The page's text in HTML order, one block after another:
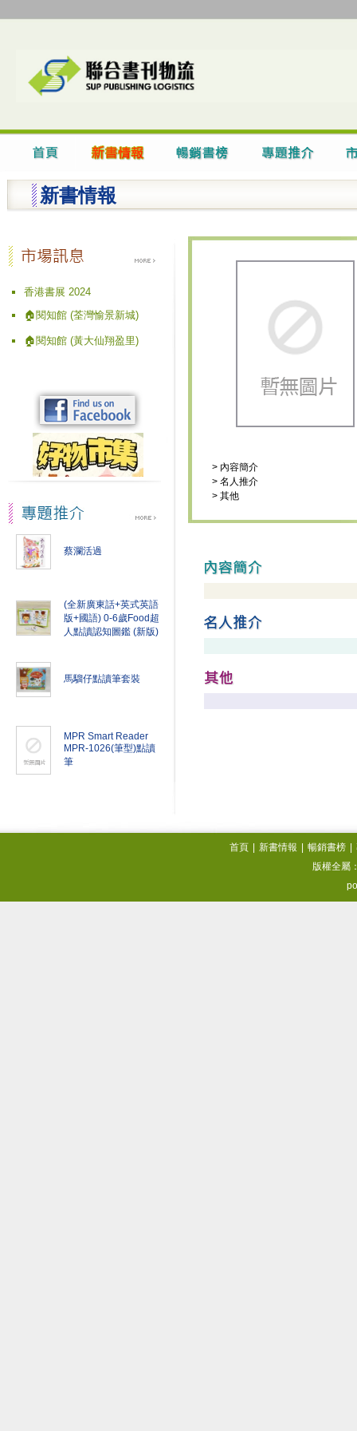
新書情報
香港書展 2024
🏠閱知館 (荃灣愉景新城)
🏠閱知館 (黃大仙翔盈里)
蔡瀾活過
(全新廣東話+英式英語
版+國語) 0-6歲Food超
人點讀認知圖鑑 (新版)
馬騮仔點讀筆套裝
MPR Smart Reader
MPR-1026(筆型)點讀
筆
> 內容簡介
> 名人推介
> 其他
首頁 新書情報 暢銷書榜
版權全屬